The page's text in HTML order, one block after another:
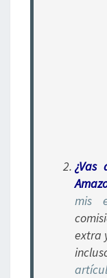
¿Vas
mis
extra